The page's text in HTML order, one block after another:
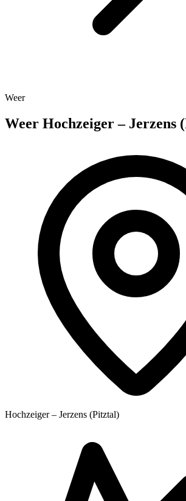
Weer
Weer Hochzeiger – Jerzens
Hochzeiger – Jerzens (Pitztal)